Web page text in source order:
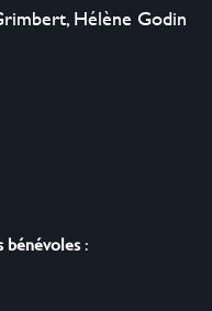
,Hélène Godin
bénévoles: